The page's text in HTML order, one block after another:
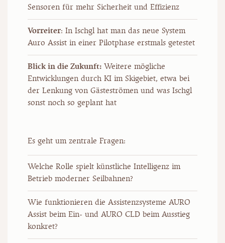
Sensoren für mehr Sicherheit und Effizienz
Vorreiter: In Ischgl hat man das neue System
Auro Assist in einer Pilotphase erstmals getestet
Blick in die Zukunft: Weitere mögliche
Entwicklungen durch KI im Skigebiet, etwa bei
der Lenkung von Gästeströmen und was Ischgl
sonst noch so geplant hat
Es geht um zentrale Fragen:
Welche Rolle spielt künstliche Intelligenz im
Betrieb moderner Seilbahnen?
Wie funktionieren die Assistenzsysteme AURO
Assist beim Ein- und AURO CLD beim Ausstieg
konkret?